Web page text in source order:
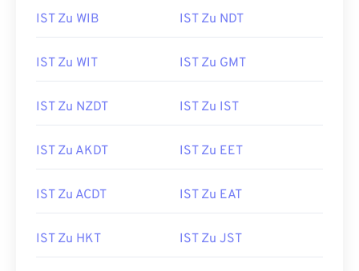
IST Zu WIB IST Zu NDT
IST Zu WIT IST Zu GMT
IST Zu NZDT IST Zu IST
IST Zu AKDT IST Zu EET
IST Zu ACDT IST Zu EAT
IST Zu HKT IST Zu JST